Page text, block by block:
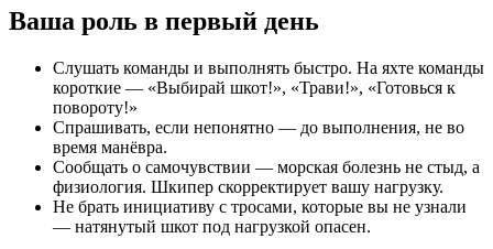
Ваша роль в первый день
Слушать команды и выполнять быстро. На яхте команды
короткие — «Выбирай шкот!», «Трави!», «Готовься к
повороту!»
Спрашивать, если непонятно — до выполнения, не во
время манёвра.
Сообщать о самочувствии — морская болезнь не стыд, а
физиология. Шкипер скорректирует вашу нагрузку.
Не брать инициативу с тросами, которые вы не узнали
— натянутый шкот под нагрузкой опасен.